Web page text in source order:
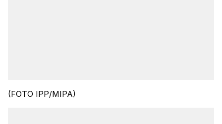
(FOTO IPP/MIPA)